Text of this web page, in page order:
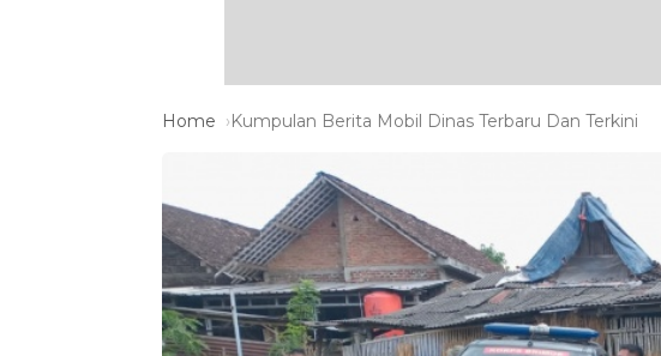
Home Kumpulan Berita Mobil Dinas Terbaru Dan Terkini